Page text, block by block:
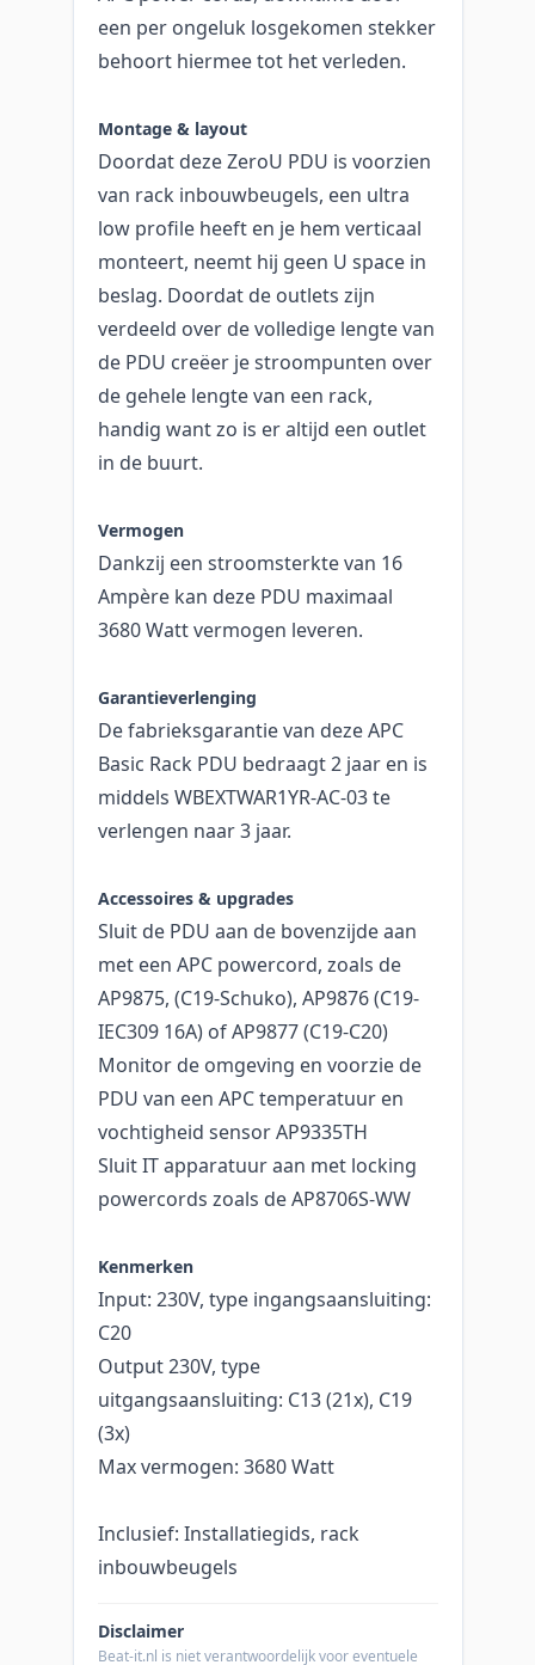
een per ongeluk losgekomen stekker
behoort hiermee tot het verleden.
Montage & layout
Doordat deze ZeroU PDU is voorzien
van rack inbouwbeugels, een ultra
low profile heeft en je hem verticaal
monteert, neemt hij geen U space in
beslag. Doordat de outlets zijn
verdeeld over de volledige lengte van
de PDU creëer je stroompunten over
de gehele lengte van een rack,
handig want zo is er altijd een outlet
in de buurt.
Vermogen
Dankzij een stroomsterkte van 16
Ampère kan deze PDU maximaal
3680 Watt vermogen leveren.
Garantieverlenging
De fabrieksgarantie van deze APC
Basic Rack PDU bedraagt 2 jaar en is
middels WBEXTWAR1YR-AC-03 te
verlengen naar 3 jaar.
Accessoires & upgrades
Sluit de PDU aan de bovenzijde aan
met een APC powercord, zoals de
AP9875, (C19-Schuko), AP9876 (C19-
IEC309 16A) of AP9877 (C19-C20)
Monitor de omgeving en voorzie de
PDU van een APC temperatuur en
vochtigheid sensor AP9335TH
Sluit IT apparatuur aan met locking
powercords zoals de AP8706S-WW
Kenmerken
Input: 230V, type ingangsaansluiting:
C20
Output 230V, type
uitgangsaansluiting: C13 (21x), C19
(3x)
Max vermogen: 3680 Watt
Inclusief: Installatiegids, rack
inbouwbeugels
Disclaimer
Beat-it.nl is niet verantwoordelijk voor eventuele